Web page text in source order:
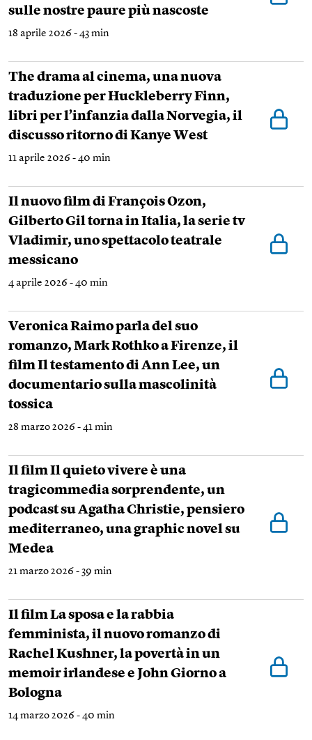
sulle nostre paure più nascoste
18 aprile 2026 - 43 min
The drama al cinema, una nuova
traduzione per Huckleberry Finn,
libri per l’infanzia dalla Norvegia, il
discusso ritorno di Kanye West
11 aprile 2026 - 40 min
Il nuovo film di François Ozon,
Gilberto Gil torna in Italia, la serie tv
Vladimir, uno spettacolo teatrale
messicano
4 aprile 2026 - 40 min
Veronica Raimo parla del suo
romanzo, Mark Rothko a Firenze, il
film Il testamento di Ann Lee, un
documentario sulla mascolinità
tossica
28 marzo 2026 - 41 min
Il film Il quieto vivere è una
tragicommedia sorprendente, un
podcast su Agatha Christie, pensiero
mediterraneo, una graphic novel su
Medea
21 marzo 2026 - 39 min
Il film La sposa e la rabbia
femminista, il nuovo romanzo di
Rachel Kushner, la povertà in un
memoir irlandese e John Giorno a
Bologna
14 marzo 2026 - 40 min